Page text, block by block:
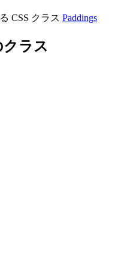
CSS クラス Paddings
ラス